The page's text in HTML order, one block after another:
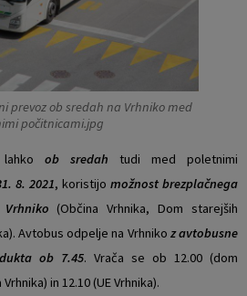
prevoz ob sredah na Vrhniko med
počitnicami.jpg
ob sredah tudi med poletnimi
8. 2021, koristijo možnost brezplačnega
(Občina Vrhnika, Dom starejših
Avtobus odpelje na Vrhniko z avtobusne
ob 7.45. Vrača se ob 12.00 (dom
in 12.10 (UE Vrhnika).